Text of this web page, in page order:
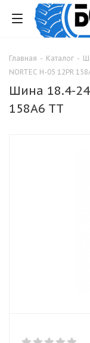
Главная - Каталог -
NORTEC H-05 12PR
Шина 18.4-24
158A6 TT